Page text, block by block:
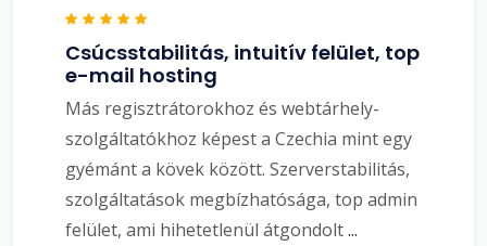
Csúcsstabilitás, intuitív felület, top
e-mail hosting
Más regisztrátorokhoz és webtárhely-
szolgáltatókhoz képest a Czechia mint egy
gyémánt a kövek között. Szerverstabilitás,
szolgáltatások megbízhatósága, top admin
felület, ami hihetetlenül átgondolt...